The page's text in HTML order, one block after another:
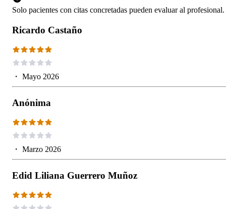
Solo pacientes con citas concretadas pueden evaluar al profesional.
Ricardo Castaño
・ Mayo 2026
Anónima
・ Marzo 2026
Edid Liliana Guerrero Muñoz